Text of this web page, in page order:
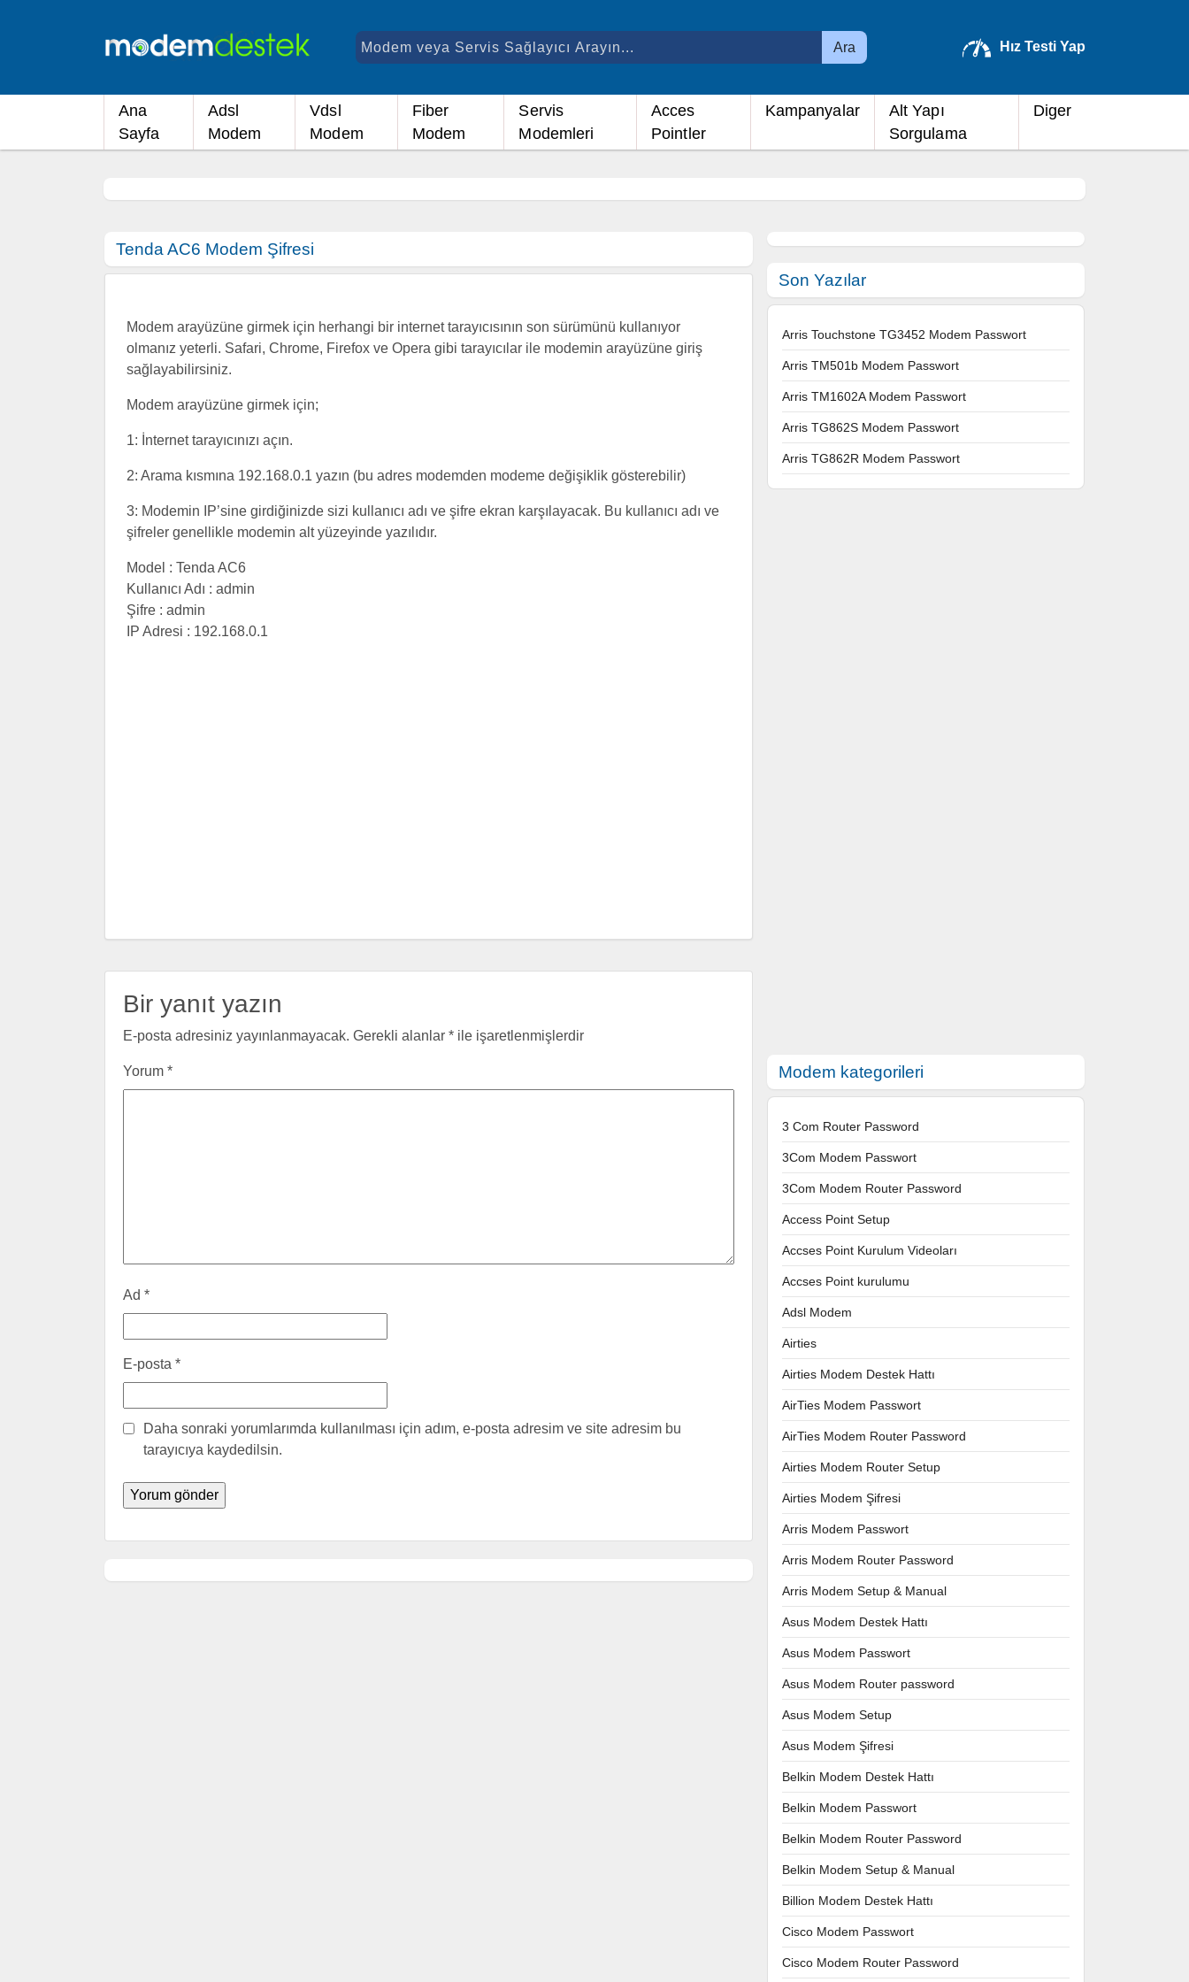
Ara Hız Testi Yap
Ana
Sayfa
Adsl
Modem
Vdsl
Modem
Fiber
Modem
Servis
Modemleri
Acces
Pointler
Kampanyalar
Alt Yapı
Sorgulama
Diger
Tenda AC6 Modem Şifresi
Modem arayüzüne girmek için herhangi bir internet tarayıcısının son sürümünü kullanıyor
olmanız yeterli. Safari, Chrome, Firefox ve Opera gibi tarayıcılar ile modemin arayüzüne giriş
sağlayabilirsiniz.
Modem arayüzüne girmek için;
1: İnternet tarayıcınızı açın.
2: Arama kısmına 192.168.0.1 yazın (bu adres modemden modeme değişiklik gösterebilir)
3: Modemin IP’sine girdiğinizde sizi kullanıcı adı ve şifre ekran karşılayacak. Bu kullanıcı adı ve
şifreler genellikle modemin alt yüzeyinde yazılıdır.
Model : Tenda AC6
Kullanıcı Adı : admin
Şifre : admin
IP Adresi : 192.168.0.1
Bir yanıt yazın
E-posta adresiniz yayınlanmayacak. Gerekli alanlar * ile işaretlenmişlerdir
Yorum *
Ad *
E-posta *
Daha sonraki yorumlarımda kullanılması için adım, e-posta adresim ve site adresim bu
tarayıcıya kaydedilsin.
Son Yazılar
Arris Touchstone TG3452 Modem Passwort
Arris TM501b Modem Passwort
Arris TM1602A Modem Passwort
Arris TG862S Modem Passwort
Arris TG862R Modem Passwort
Modem kategorileri
3 Com Router Password
3Com Modem Passwort
3Com Modem Router Password
Access Point Setup
Accses Point Kurulum Videoları
Accses Point kurulumu
Adsl Modem
Airties
Airties Modem Destek Hattı
AirTies Modem Passwort
AirTies Modem Router Password
Airties Modem Router Setup
Airties Modem Şifresi
Arris Modem Passwort
Arris Modem Router Password
Arris Modem Setup & Manual
Asus Modem Destek Hattı
Asus Modem Passwort
Asus Modem Router password
Asus Modem Setup
Asus Modem Şifresi
Belkin Modem Destek Hattı
Belkin Modem Passwort
Belkin Modem Router Password
Belkin Modem Setup & Manual
Billion Modem Destek Hattı
Cisco Modem Passwort
Cisco Modem Router Password